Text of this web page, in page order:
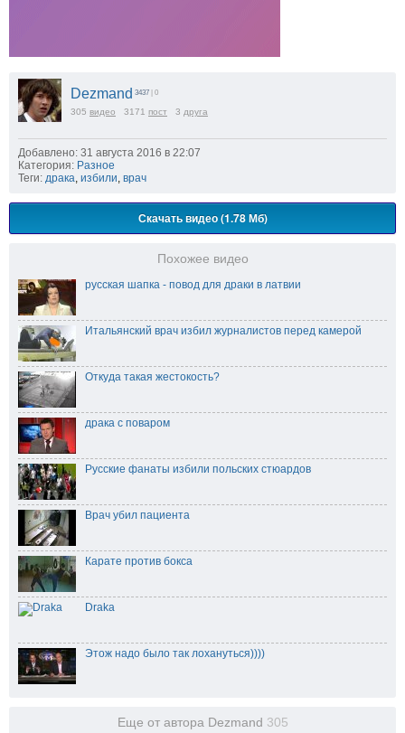
Dezmand 3437 | 0
305 видео 3171 пост 3 друга
Добавлено: 31 августа 2016 в 22:07
Категория: Разное
Теги: драка избили врач
Скачать видео (1.78 Мб)
Похожее видео
русская шапка - повод для драки в латвии
Итальянский врач избил журналистов перед камерой
Откуда такая жестокость?
драка с поваром
Русские фанаты избили польских стюардов
Врач убил пациента
Карате против бокса
Draka
Этож надо было так лохануться))))
Еще от автора Dezmand 305